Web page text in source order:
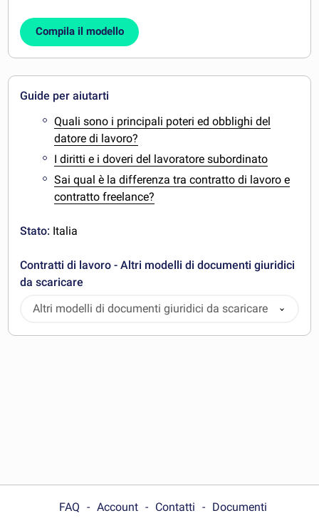
Compila il modello
Guide per aiutarti
Quali sono i principali poteri ed obblighi del
datore di lavoro?
I diritti e i doveri del lavoratore subordinato
Sai qual è la differenza tra contratto di lavoro e
contratto freelance?
Stato: Italia
Contratti di lavoro - Altri modelli di documenti giuridici
da scaricare
Altri modelli di documenti giuridici da scaricare
FAQ Account Contatti
Documenti